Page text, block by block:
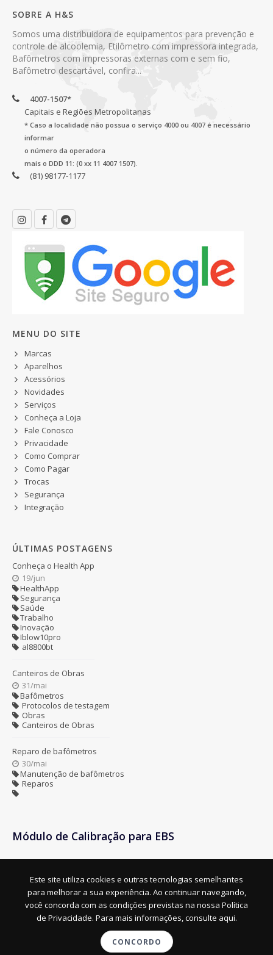
Este site utiliza cookies e outras tecnologias semelhantes
para melhorar a sua experiência. Ao continuar navegando,
você concorda com as condições previstas na nossa Política
de Privacidade. Para mais informações, consulte aqui.
CONCORDO
SOBRE A H&S
Somos uma distribuidora de equipamentos para prevenção e
controle de alcoolemia, Etilômetro com impressora integrada,
Bafômetros com impressoras externas com e sem fio,
Bafômetro descartável, confira...
4007-1507*
Capitais e Regiões Metropolitanas
* Caso a localidade não possua o serviço 4000 ou 4007 é necessário
informar
o número da operadora
mais o DDD 11: (0 xx 11 4007 1507).
(81) 98177-1177
MENU DO SITE
Marcas
Aparelhos
Acessórios
Novidades
Serviços
Conheça a Loja
Fale Conosco
Privacidade
Como Comprar
Como Pagar
Trocas
Segurança
Integração
ÚLTIMAS POSTAGENS
Conheça o Health App
19/jun
HealthApp
Segurança
Saúde
Trabalho
Inovação
Iblow10pro
al8800bt
Canteiros de Obras
31/mai
Bafômetros
Protocolos de testagem
Obras
Canteiros de Obras
Reparo de bafômetros
30/mai
Manutenção de bafômetros
Reparos
Módulo de Calibração para EBS
HEALTH & SAFETY LTDA- BAFÔMETROS E ETILÔMETROS - CNPJ :
08.857.492/0001-48 © TODOS OS DIREITOS RESERVADOS. 2026